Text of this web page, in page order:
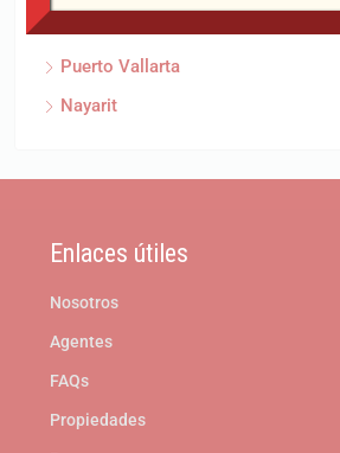
Puerto Vallarta
Nayarit
Enlaces útiles
Nosotros
Agentes
FAQs
Propiedades